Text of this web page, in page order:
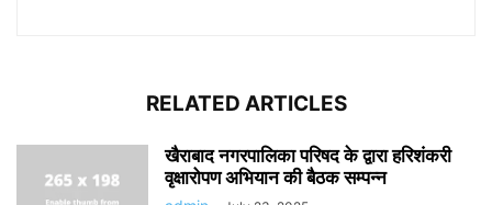
RELATED ARTICLES
खैराबाद नगरपालिका परिषद के द्वारा हरिशंकरी
वृक्षारोपण अभियान की बैठक सम्पन्न